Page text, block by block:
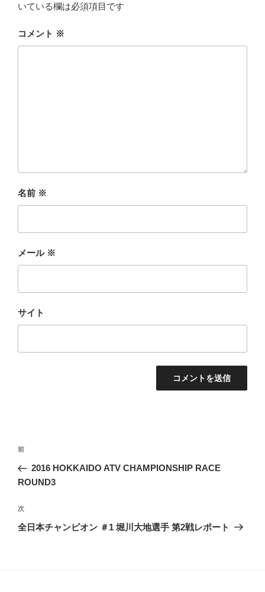
いている欄は必須項目です
コメント ※
名前 ※
メール ※
サイト
投
ナ
ゲ
ー
過
去
の
稿
前
2016 HOKKAIDO ATV CHAMPIONSHIP RACE
ROUND3
次
の
次
全日本チャンピオン ＃1 堀川大地選手 第2戦レポート